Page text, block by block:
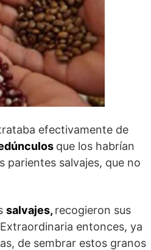
efectivamente de
que los habrían
parientes salvajes, que no
salvajes, recogieron sus
entonces, ya
de sembrar estos granos